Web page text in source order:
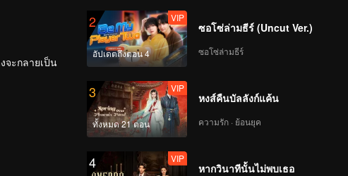
จะกลายเป็น
2
อัปเดตถึงตอน 4
VIP
ซอโซ่ล่ามธีร์ (Uncut Ver.)
ซอโซ่ล่ามธีร์
3
ทั้งหมด 21 ตอน
VIP
หงส์คืนบัลลังก์แค้น
ความรัก · ย้อนยุค
4 VIP
หากวินาทีนั้นไม่พบเธอ